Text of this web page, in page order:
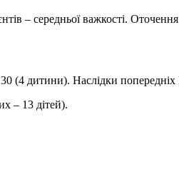
– середньої важкості.
(4 дитини). Наслідки
– 13 дітей).